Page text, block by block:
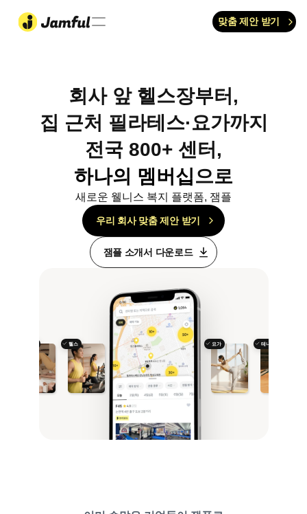
맞춤 제안 받기
회사 앞 헬스장부터,
집 근처 필라테스·요가까지
전국 800+ 센터,
하나의 멤버십으로
새로운 웰니스 복지 플랫폼, 잼플
우리 회사 맞춤 제안 받기
잼플 소개서 다운로드
헬스 요가 테니스